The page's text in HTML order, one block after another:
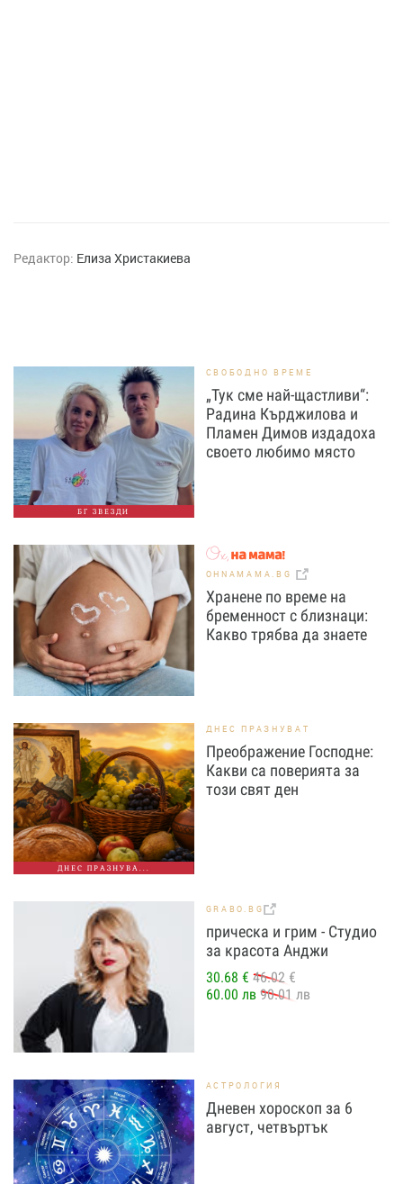
Редактор: Елиза Христакиева
БГ ЗВЕЗДИ
СВОБОДНО ВРЕМЕ
„Тук сме най-щастливи“:
Радина Кърджилова и
Пламен Димов издадоха
своето любимо място
OHNAMAMA.BG
Хранене по време на
бременност с близнаци:
Какво трябва да знаете
ДНЕС ПРАЗНУВА...
ДНЕС ПРАЗНУВАТ
Преображение Господне:
Какви са поверията за
този свят ден
GRABO.BG
прическа и грим - Студио
за красота Анджи
30.68 € 46.02 €
60.00 лв 90.01 лв
АСТРОЛОГИЯ
Дневен хороскоп за 6
август, четвъртък